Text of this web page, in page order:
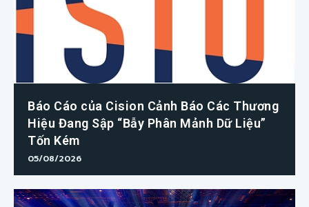
Báo Cáo của Cision Cảnh Báo Các Thương
Hiệu Đang Sập “Bẫy Phân Mảnh Dữ Liệu”
Tốn Kém
05/08/2026